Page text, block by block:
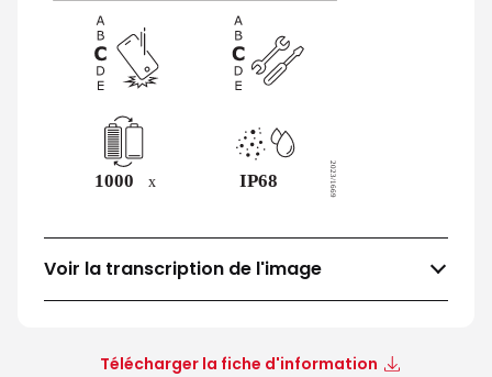
Voir la transcription de l'image
Télécharger la fiche d'information